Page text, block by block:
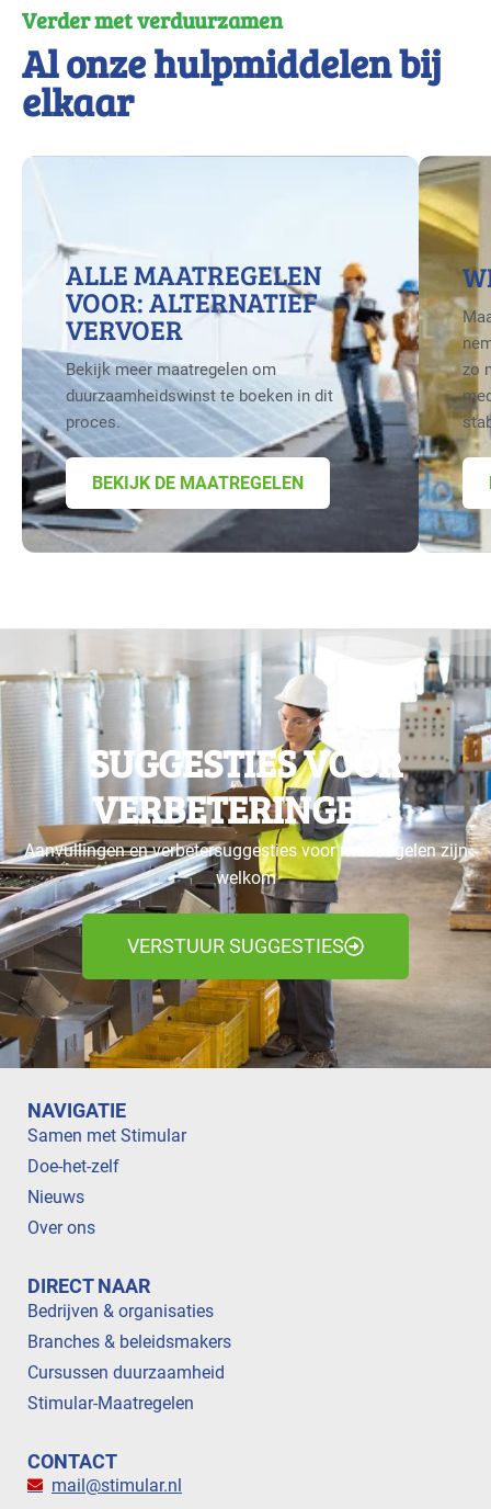
Verder met verduurzamen
Al onze hulpmiddelen bij
elkaar
ALLE MAATREGELEN
VOOR: ALTERNATIEF
VERVOER
Bekijk meer maatregelen om
duurzaamheidswinst te boeken in dit
proces.
BEKIJK DE MAATREGELEN
zo
SUGGESTIES VOOR
VERBETERINGEN?
Aanvullingen en verbetersuggesties voor maatregelen zijn
welkom
VERSTUUR SUGGESTIES
NAVIGATIE
Samen met Stimular
Doe-het-zelf
Nieuws
Over ons
DIRECT NAAR
Bedrijven & organisaties
Branches & beleidsmakers
Cursussen duurzaamheid
Stimular-Maatregelen
CONTACT
mail@stimular.nl